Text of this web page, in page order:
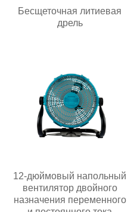
Бесщеточная литиевая
дрель
12-дюймовый напольный
вентилятор двойного
назначения переменного